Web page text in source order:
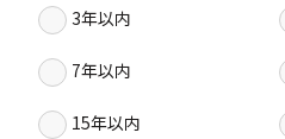
3年以内
7年以内
15年以内